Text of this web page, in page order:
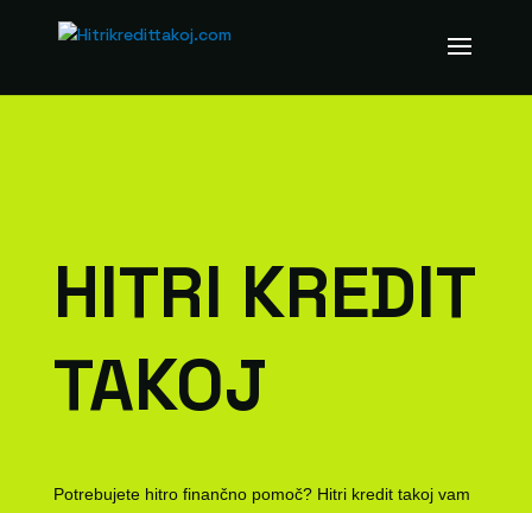
HITRI KREDIT
TAKOJ
Potrebujete hitro finančno pomoč? Hitri kredit takoj vam